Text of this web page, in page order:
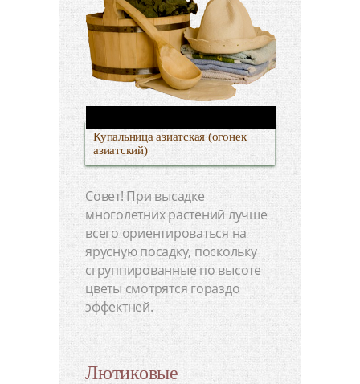
Купальница азиатская (огонек
азиатский)
Совет! При высадке
многолетних растений лучше
всего ориентироваться на
ярусную посадку, поскольку
сгруппированные по высоте
цветы смотрятся гораздо
эффектней.
Лютиковые